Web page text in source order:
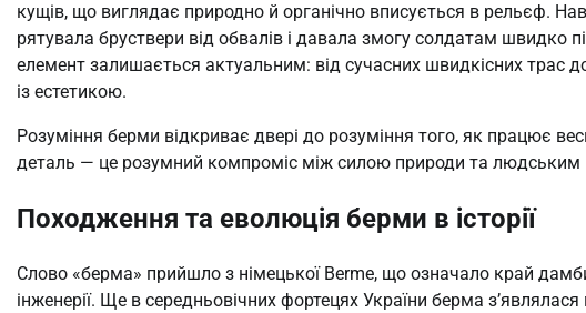
кущів, що виглядає природно й органічно вписується в рельєф.
рятувала бруствери від обвалів і давала змогу солдатам швидко
елемент залишається актуальним: від сучасних швидкісних трас
із естетикою.
Розуміння берми відкриває двері до розуміння того, як працює
деталь — це розумний компроміс між силою природи та людським
Походження та еволюція берми в історії
Слово «берма» прийшло з німецької Berme, що означало край
інженерії. Ще в середньовічних фортецях України берма